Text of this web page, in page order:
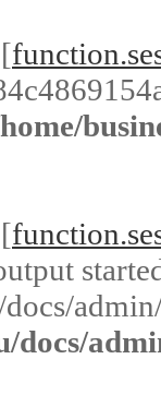
docs/